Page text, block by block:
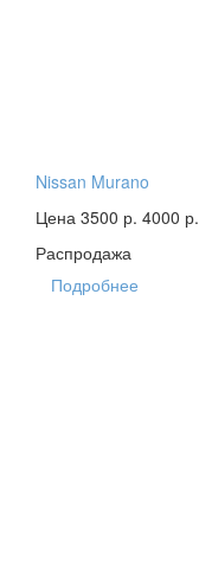
Nissan Murano
Цена 3500 р. 4000 р.
Распродажа
Подробнее